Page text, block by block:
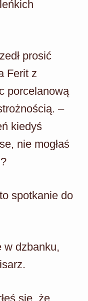
prosić
Ferit z
porcelanową
–
kiedyś
nie mogłaś
spotkanie do
w dzbanku,
się, że